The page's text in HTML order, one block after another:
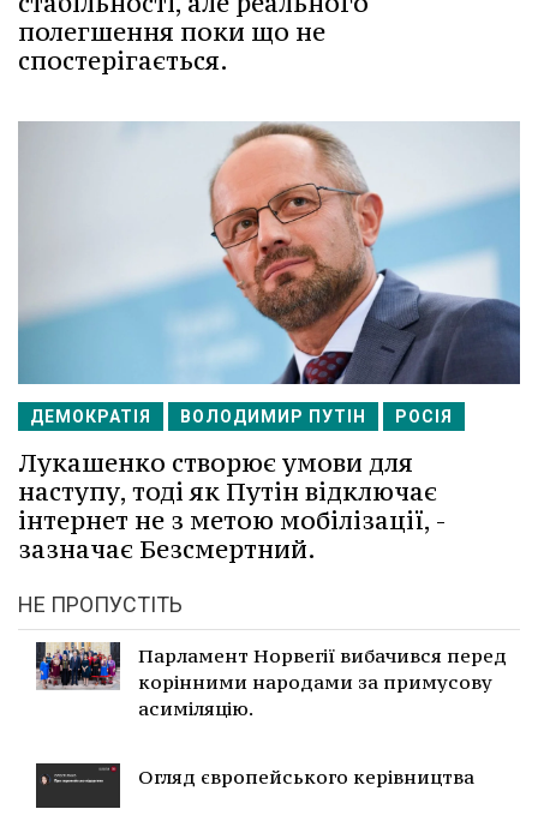
полегшення поки що не
спостерігається.
ДЕМОКРАТІЯ ВОЛОДИМИР ПУТІН РОСІЯ
Лукашенко створює умови для
наступу, тоді як Путін відключає
інтернет не з метою мобілізації, -
зазначає Безсмертний.
НЕ ПРОПУСТІТЬ
Парламент Норвегії вибачився перед
корінними народами за примусову
асиміляцію.
Огляд європейського керівництва